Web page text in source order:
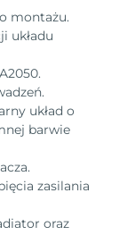
montażu.
układu
układ o
barwie
zasilania
oraz